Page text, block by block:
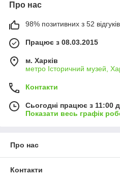
Про нас
98% позитивних з 52
Працює з 08.03.2015
м. Харків
метро Історичний музей,
Контакти
Сьогодні працює з 11:00
Показати весь графік
Про нас
Контакти